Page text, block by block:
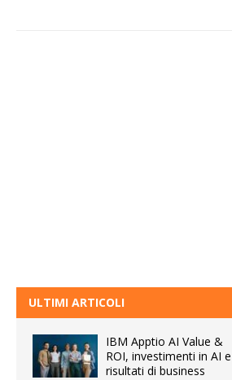
ULTIMI ARTICOLI
IBM Apptio AI Value &
ROI, investimenti in AI e
risultati di business